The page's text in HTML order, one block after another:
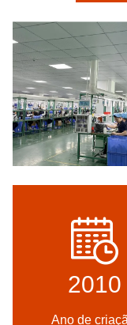
2010
Ano de